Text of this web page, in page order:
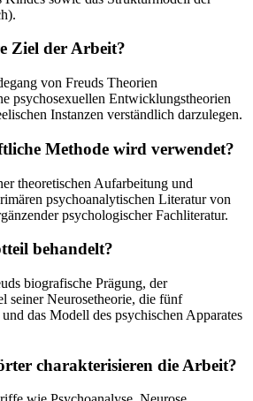
Ziel der Arbeit?
von Freuds Theorien
psychosexuellen Entwicklungstheorien
Instanzen verständlich darzulegen.
Methode wird verwendet?
theoretischen Aufarbeitung und
psychoanalytischen Literatur von
psychologischer Fachliteratur.
behandelt?
biografische Prägung, der
seiner Neurosetheorie, die fünf
das Modell des psychischen Apparates
charakterisieren die Arbeit?